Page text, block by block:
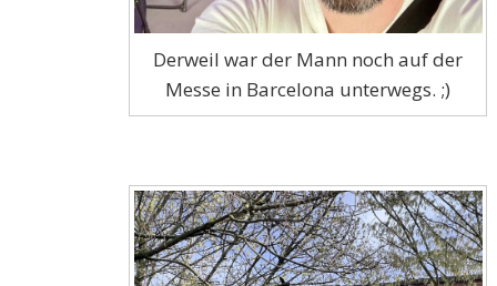
Derweil war der Mann noch auf der
Messe in Barcelona unterwegs. ;)